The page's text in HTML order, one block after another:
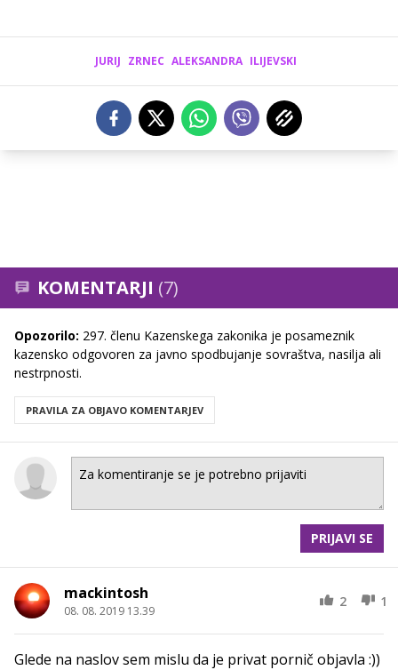
JURIJ ZRNEC ALEKSANDRA ILIJEVSKI
KOMENTARJI (7)
Opozorilo: 297. členu Kazenskega zakonika je posameznik
kazensko odgovoren za javno spodbujanje sovraštva, nasilja ali
nestrpnosti.
PRAVILA ZA OBJAVO KOMENTARJEV
PRIJAVI SE
mackintosh
08. 08. 2019 13.39
2 1
Glede na naslov sem mislu da je privat pornič objavla :))